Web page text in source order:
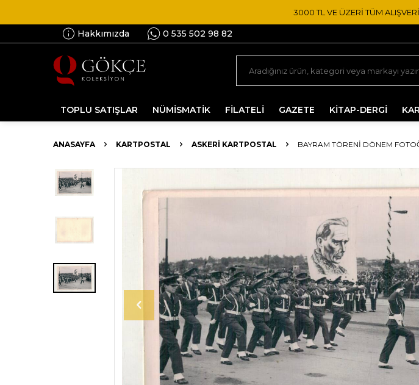
3000 TL VE ÜZERİ TÜM
Hakkımızda 0 535 502 98 82
TOPLU SATIŞLAR NÜMİSMATİK FİLATELİ GAZETE KİTAP-DERGİ
ANASAYFA KARTPOSTAL ASKERI KARTPOSTAL BAYRAM TÖRENI DÖNEM